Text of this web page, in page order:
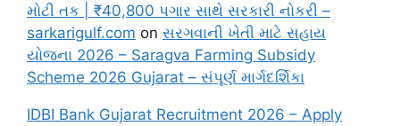
મોટી તક | ₹40,800 પગાર સાથે સરકારી નોકરી –
sarkarigulf.com on સરગવાની ખેતી માટે સહાય
યોજના 2026 – Saragva Farming Subsidy
Scheme 2026 Gujarat – સંપૂર્ણ માર્ગદર્શિકા
IDBI Bank Gujarat Recruitment 2026 – Apply